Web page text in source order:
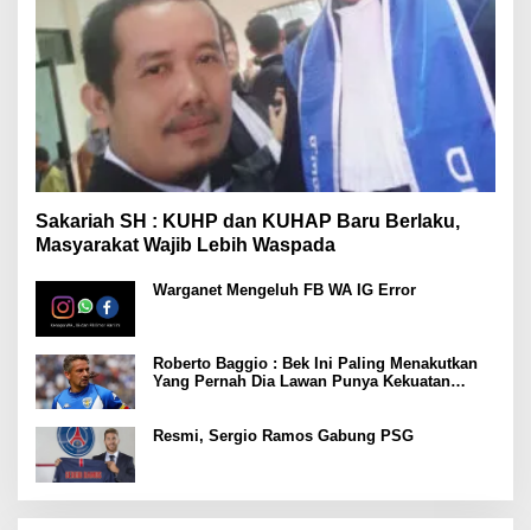
Sakariah SH : KUHP dan KUHAP Baru Berlaku,
Masyarakat Wajib Lebih Waspada
Warganet Mengeluh FB WA IG Error
Roberto Baggio : Bek Ini Paling Menakutkan
Yang Pernah Dia Lawan Punya Kekuatan
Resmi, Sergio Ramos Gabung PSG